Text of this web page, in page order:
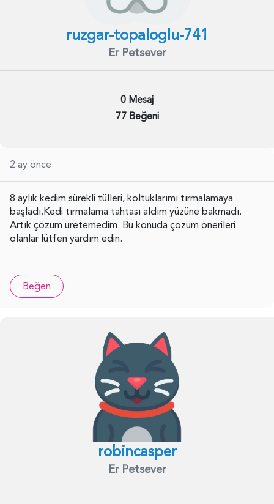
ruzgar-topaloglu-741
Er Petsever
0 Mesaj
77 Beğeni
2 ay önce
8 aylık kedim sürekli tülleri, koltuklarımı tırmalamaya
başladı.Kedi tırmalama tahtası aldım yüzüne bakmadı.
Artık çözüm üretemedim. Bu konuda çözüm önerileri
olanlar lütfen yardım edin.
Beğen
robincasper
Er Petsever